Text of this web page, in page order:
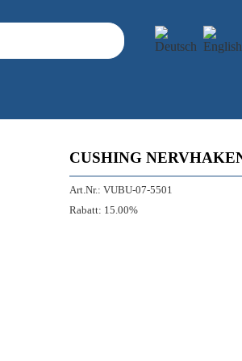
CUSHING
Art.Nr.: VUBU-07-5501
Rabatt: 15.00%